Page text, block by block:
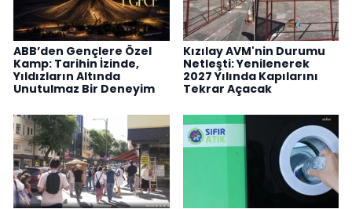
ABB’den Gençlere Özel
Kamp: Tarihin İzinde,
Yıldızların Altında
Unutulmaz Bir Deneyim
Kızılay AVM'nin Durumu
Netleşti: Yenilenerek
2027 Yılında Kapılarını
Tekrar Açacak